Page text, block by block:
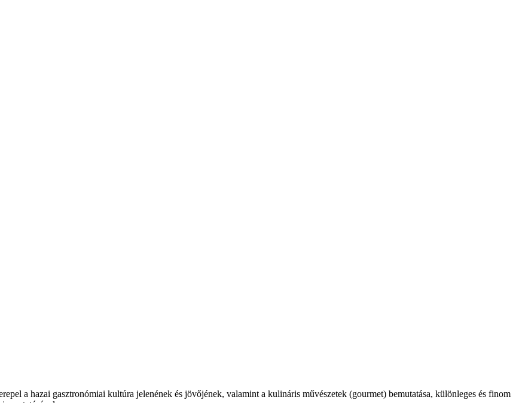
a hazai gasztronómiai kultúra jelenének és jövőjének, valamint a kulináris művészetek (gourmet) bemutatása, különleges és finom